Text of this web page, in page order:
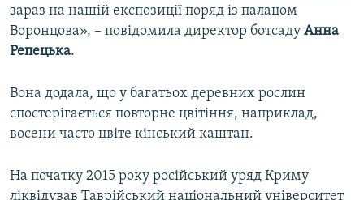
зараз на нашій експозиції поряд із палацом
Воронцова», – повідомила директор ботсаду Анна
Репецька.
Вона додала, що у багатьох деревних рослин
спостерігається повторне цвітіння, наприклад,
восени часто цвіте кінський каштан.
На початку 2015 року російський уряд Криму
ліквідував Таврійський національний університет